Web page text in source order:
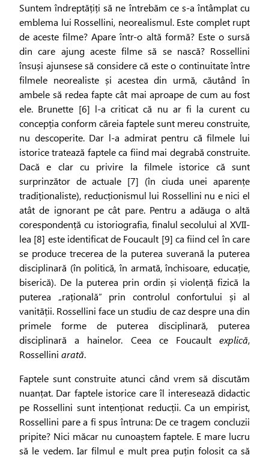
Suntem îndreptățiți să ne întrebăm ce s-a întâmplat cu
emblema lui Rossellini, neorealismul. Este complet rupt
de aceste filme? Apare într-o altă formă? Este o sursă
din care ajung aceste filme să se nască? Rossellini
însuși ajunsese să considere că este o continuitate între
filmele neorealiste și acestea din urmă, căutând în
ambele să redea fapte cât mai aproape de cum au fost
ele. Brunette [6] l-a criticat că nu ar fi la curent cu
concepția conform căreia faptele sunt mereu construite,
nu descoperite. Dar l-a admirat pentru că filmele lui
istorice tratează faptele ca fiind mai degrabă construite.
Dacă e clar cu privire la filmele istorice că sunt
surprinzător de actuale [7] (în ciuda unei aparențe
tradiționaliste), reducționismul lui Rossellini nu e nici el
atât de ignorant pe cât pare. Pentru a adăuga o altă
corespondență cu istoriografia, finalul secolului al XVII-
lea [8] este identificat de Foucault [9] ca fiind cel în care
se produce trecerea de la puterea suverană la puterea
disciplinară (în politică, în armată, închisoare, educație,
biserică). De la puterea prin ordin și violență fizică la
puterea „rațională” prin controlul confortului și al
vanității. Rossellini face un studiu de caz despre una din
primele forme de puterea disciplinară, puterea
disciplinară a hainelor. Ceea ce Foucault explică,
Rossellini arată.
Faptele sunt construite atunci când vrem să discutăm
nuanțat. Dar faptele istorice care îl interesează didactic
pe Rossellini sunt intenționat reducții. Ca un empirist,
Rossellini pare a fi spus întruna: De ce tragem concluzii
pripite? Nici măcar nu cunoaștem faptele. E mare lucru
să le vedem. Iar filmul e mult prea puțin folosit ca să